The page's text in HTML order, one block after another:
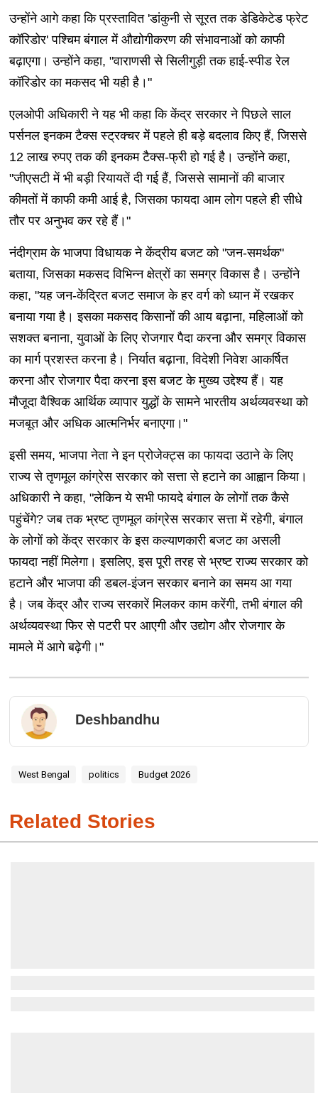
उन्होंने आगे कहा कि प्रस्तावित 'डांकुनी से सूरत तक डेडिकेटेड फ्रेट
कॉरिडोर' पश्चिम बंगाल में औद्योगीकरण की संभावनाओं को काफी
बढ़ाएगा। उन्होंने कहा, "वाराणसी से सिलीगुड़ी तक हाई-स्पीड रेल
कॉरिडोर का मकसद भी यही है।"
एलओपी अधिकारी ने यह भी कहा कि केंद्र सरकार ने पिछले साल
पर्सनल इनकम टैक्स स्ट्रक्चर में पहले ही बड़े बदलाव किए हैं, जिससे
12 लाख रुपए तक की इनकम टैक्स-फ्री हो गई है। उन्होंने कहा,
"जीएसटी में भी बड़ी रियायतें दी गई हैं, जिससे सामानों की बाजार
कीमतों में काफी कमी आई है, जिसका फायदा आम लोग पहले ही सीधे
तौर पर अनुभव कर रहे हैं।"
नंदीग्राम के भाजपा विधायक ने केंद्रीय बजट को "जन-समर्थक"
बताया, जिसका मकसद विभिन्न क्षेत्रों का समग्र विकास है। उन्होंने
कहा, "यह जन-केंद्रित बजट समाज के हर वर्ग को ध्यान में रखकर
बनाया गया है। इसका मकसद किसानों की आय बढ़ाना, महिलाओं को
सशक्त बनाना, युवाओं के लिए रोजगार पैदा करना और समग्र विकास
का मार्ग प्रशस्त करना है। निर्यात बढ़ाना, विदेशी निवेश आकर्षित
करना और रोजगार पैदा करना इस बजट के मुख्य उद्देश्य हैं। यह
मौजूदा वैश्विक आर्थिक व्यापार युद्धों के सामने भारतीय अर्थव्यवस्था को
मजबूत और अधिक आत्मनिर्भर बनाएगा।"
इसी समय, भाजपा नेता ने इन प्रोजेक्ट्स का फायदा उठाने के लिए
राज्य से तृणमूल कांग्रेस सरकार को सत्ता से हटाने का आह्वान किया।
अधिकारी ने कहा, "लेकिन ये सभी फायदे बंगाल के लोगों तक कैसे
पहुंचेंगे? जब तक भ्रष्ट तृणमूल कांग्रेस सरकार सत्ता में रहेगी, बंगाल
के लोगों को केंद्र सरकार के इस कल्याणकारी बजट का असली
फायदा नहीं मिलेगा। इसलिए, इस पूरी तरह से भ्रष्ट राज्य सरकार को
हटाने और भाजपा की डबल-इंजन सरकार बनाने का समय आ गया
है। जब केंद्र और राज्य सरकारें मिलकर काम करेंगी, तभी बंगाल की
अर्थव्यवस्था फिर से पटरी पर आएगी और उद्योग और रोजगार के
मामले में आगे बढ़ेगी।"
Deshbandhu
West Bengal politics Budget 2026
Related Stories